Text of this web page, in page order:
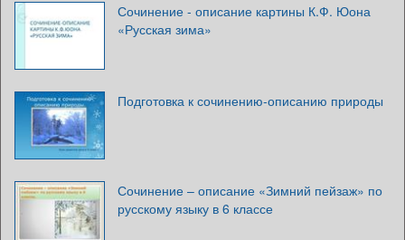
Сочинение - описание картины К.Ф. Юона
«Русская зима»
Подготовка к сочинению-описанию природы
Сочинение – описание «Зимний пейзаж» по
русскому языку в 6 классе